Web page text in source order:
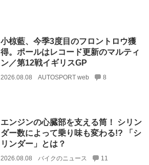
小椋藍、今季3度目のフロントロウ獲
得。ポールはレコード更新のマルティ
ン／第12戦イギリスGP
2026.08.08 AUTOSPORT web 8
エンジンの心臓部を支える筒！ シリン
ダー数によって乗り味も変わる!? 「シ
リンダー」とは？
2026.08.08 バイクのニュース 11